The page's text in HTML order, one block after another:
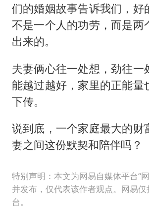
们的婚姻故事告诉我们，好
不是一个人的功劳，而是两
出来的。
夫妻俩心往一处想，劲往一
能越过越好，家里的正能量
下传。
说到底，一个家庭最大的财
妻之间这份默契和陪伴吗？
特别声明：本文为网易自媒体平台“
并发布，仅代表该作者观点。网易
台。